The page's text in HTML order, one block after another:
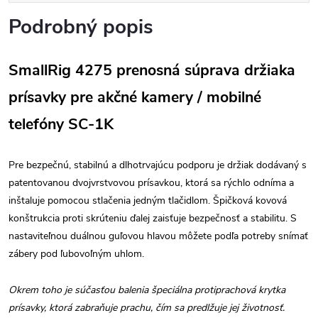
Podrobný popis
SmallRig 4275 prenosná súprava držiaka
prísavky pre akčné kamery / mobilné
telefóny SC-1K
Pre bezpečnú, stabilnú a dlhotrvajúcu podporu je držiak dodávaný s
patentovanou dvojvrstvovou prísavkou, ktorá sa rýchlo odníma a
inštaluje pomocou stlačenia jedným tlačidlom. Špičková kovová
konštrukcia proti skrúteniu ďalej zaisťuje bezpečnosť a stabilitu. S
nastaviteľnou duálnou guľovou hlavou môžete podľa potreby snímať
zábery pod ľubovoľným uhlom.
Okrem toho je súčasťou balenia špeciálna protiprachová krytka
prísavky, ktorá zabraňuje prachu, čím sa predlžuje jej životnosť.